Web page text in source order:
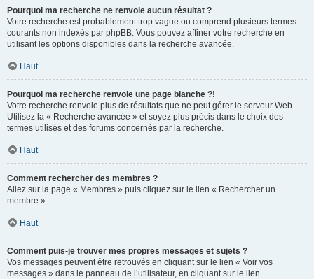
Pourquoi ma recherche ne renvoie aucun résultat ?
Votre recherche est probablement trop vague ou comprend plusieurs termes
courants non indexés par phpBB. Vous pouvez affiner votre recherche en
utilisant les options disponibles dans la recherche avancée.
Haut
Pourquoi ma recherche renvoie une page blanche ?!
Votre recherche renvoie plus de résultats que ne peut gérer le serveur Web.
Utilisez la « Recherche avancée » et soyez plus précis dans le choix des
termes utilisés et des forums concernés par la recherche.
Haut
Comment rechercher des membres ?
Allez sur la page « Membres » puis cliquez sur le lien « Rechercher un
membre ».
Haut
Comment puis-je trouver mes propres messages et sujets ?
Vos messages peuvent être retrouvés en cliquant sur le lien « Voir vos
messages » dans le panneau de l’utilisateur, en cliquant sur le lien